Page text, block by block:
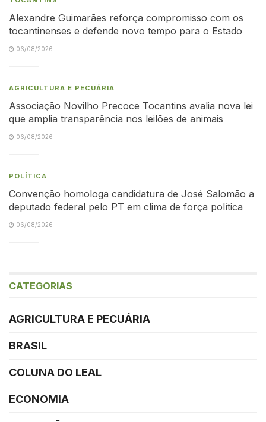
Alexandre Guimarães reforça compromisso com os
tocantinenses e defende novo tempo para o Estado
06/08/2026
AGRICULTURA E PECUÁRIA
Associação Novilho Precoce Tocantins avalia nova lei
que amplia transparência nos leilões de animais
06/08/2026
POLÍTICA
Convenção homologa candidatura de José Salomão a
deputado federal pelo PT em clima de força política
06/08/2026
CATEGORIAS
AGRICULTURA E PECUÁRIA
BRASIL
COLUNA DO LEAL
ECONOMIA